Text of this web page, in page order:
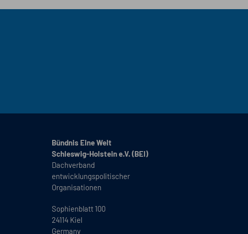
Bündnis Eine Welt
Schleswig-Holstein e.V. (BEI)
Dachverband
entwicklungspolitischer
Organisationen
Sophienblatt 100
24114 Kiel
Germany